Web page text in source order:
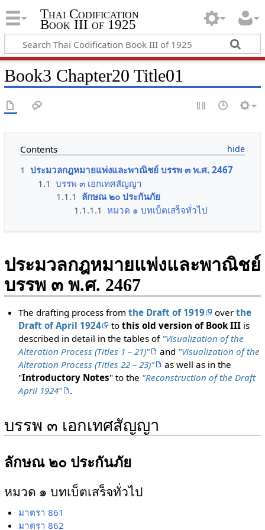
Thai Codification
Book III of 1925
Book3 Chapter20 Title01
Contents
1 ประมวลกฎหมายแพ่งและพาณิชย์ บรรพ ๓ พ.ศ. 2467
1.1 บรรพ ๓ เอกเทศสัญญา
1.1.1 ลักษณ ๒๐ ประกันภัย
1.1.1.1 หมวด ๑ บทเบ็ตเสร็จทั่วไป
ประมวลกฎหมายแพ่งและพาณิชย์
บรรพ ๓ พ.ศ. 2467
The drafting process fromthe Draft of 1919 overthe
Draft of April 1924
tothis old version of Book III is
described in detail in the tables of "Visualization of the
Alteration Process (Titles 1 – 21)"
and "Visualization of the
Alteration Process (Titles 22 – 23)"
as well as in the
"Introductory Notes" to the "Reconstruction of the Draft
April 1924"
.
บรรพ ๓ เอกเทศสัญญา
ลักษณ ๒๐ ประกันภัย
หมวด ๑ บทเบ็ตเสร็จทั่วไป
มาตรา 861
มาตรา 862